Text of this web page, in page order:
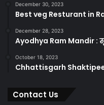
December 30, 2023
Best veg Resturant in
December 28, 2023
Ayodhya Ram Mandir :
October 18, 2023
Chhattisgarh
Contact Us